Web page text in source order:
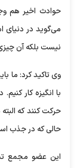
حوادث اخیر هم
می‌گوید در دنیای
نیست بلکه آن
وی تاکید کرد: ما
با انگیزه کار
حرکت کنند که
حالی که در جذب
این عضو مجمع